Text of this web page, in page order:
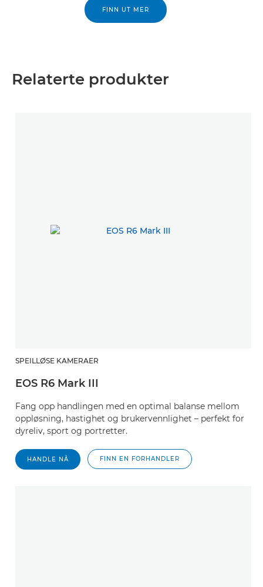
FINN UT MER
Relaterte produkter
SPEILLØSE KAMERAER
EOS R6 Mark III
Fang opp handlingen med en optimal balanse mellom
oppløsning, hastighet og brukervennlighet – perfekt for
dyreliv, sport og portretter.
HANDLE NÅ FINN EN FORHANDLER